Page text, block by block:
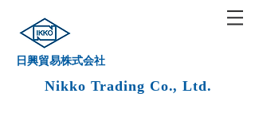
日興貿易株式会社
Nikko Trading Co., Ltd.